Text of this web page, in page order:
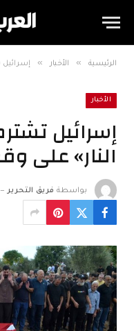
الرئيسية » الأخبار » إسرائيل
الأخبار
إسرائيل
النار» على
بواسطة فريق التحرير